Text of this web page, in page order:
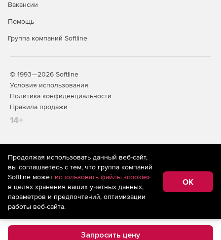
Запросить цену
Вакансии
Помощь
Группа компаний Softline
© 1993—2026 Softline
Условия использования
Политика конфиденциальности
Правила продажи
14+
На информационном ресурсе store.softline.ru применяются
рекомендательные технологии
(информационные технологии
предоставления информации на основе сбора,
систематизации и анализа сведений, относящихся к
предпочтениям пользователей сети «Интернет»,
находящихся на территории Российской Федерации)
Продолжая использовать данный веб-сайт,
вы соглашаетесь с тем, что группа компаний
Softline может использовать файлы «cookie»
в целях хранения ваших учетных данных,
параметров и предпочтений, оптимизации
работы веб-сайта.
OK